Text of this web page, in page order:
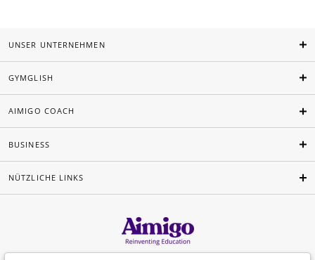
UNSER UNTERNEHMEN
GYMGLISH
AIMIGO COACH
BUSINESS
NÜTZLICHE LINKS